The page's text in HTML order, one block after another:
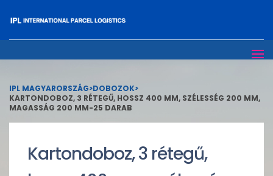
IPL MAGYARORSZÁG>DOBOZOK>
KARTONDOBOZ, 3 RÉTEGŰ, HOSSZ 400 MM, SZÉLESSÉG 200 MM,
MAGASSÁG 200 MM-25 DARAB
Kartondoboz, 3 rétegű,